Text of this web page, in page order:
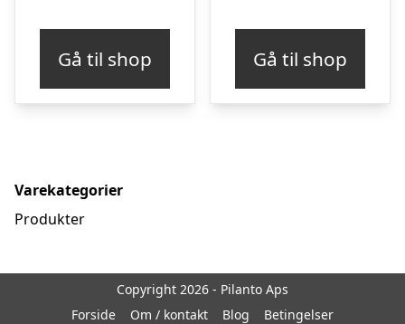
Gå til shop Gå til shop
Varekategorier
Produkter
Copyright 2026 - Pilanto Aps
Forside
Om / kontakt Blog Betingelser